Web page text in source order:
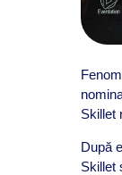
Skillet
După
Skillet